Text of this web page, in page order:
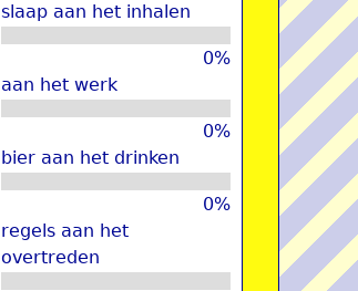
slaap aan het inhalen
0%
aan het werk
0%
bier aan het drinken
0%
regels aan het
overtreden